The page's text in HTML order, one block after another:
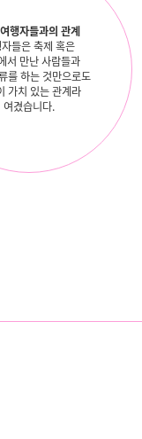
행자들과의 관계
들은 축제 혹은
서 만난 사람들과
를 하는 것만으로도
가치 있는 관계라
여겼습니다.